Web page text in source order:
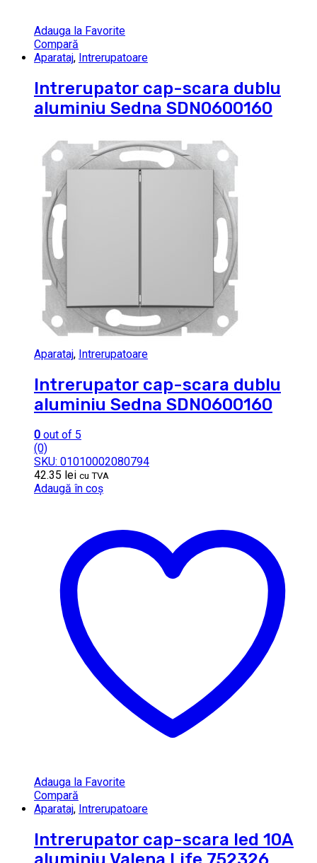
Adauga la Favorite
Compară
Aparataj, Intrerupatoare
Intrerupator cap-scara dublu
aluminiu Sedna SDN0600160
Aparataj, Intrerupatoare
Intrerupator cap-scara dublu
aluminiu Sedna SDN0600160
0 out of 5
(0)
SKU: 01010002080794
42.35 lei cu TVA
Adaugă în coș
Adauga la Favorite
Compară
Aparataj, Intrerupatoare
Intrerupator cap-scara led 10A